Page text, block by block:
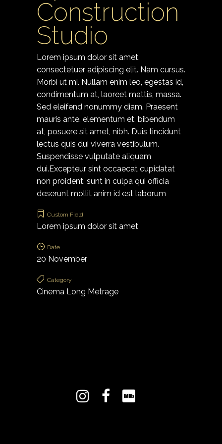
Construction
Studio
Lorem ipsum dolor sit amet,
consectetuer adipiscing elit. Nam cursus.
Morbi ut mi. Nullam enim leo, egestas id,
condimentum at, laoreet mattis, massa.
Sed eleifend nonummy diam. Praesent
mauris ante, elementum et, bibendum
at, posuere sit amet, nibh. Duis tincidunt
lectus quis dui viverra vestibulum.
Suspendisse vulputate aliquam
dui.Excepteur sint occaecat cupidatat
non proident, sunt in culpa qui officia
deserunt mollit anim id est laborum
Custom Field
Lorem ipsum dolor sit amet
Date
20 November
Category
Cinema Long Metrage